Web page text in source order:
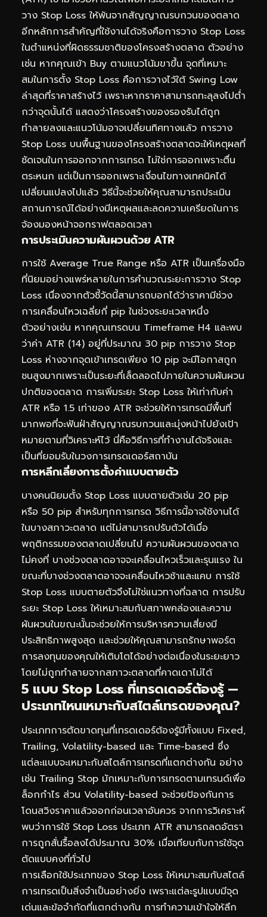
วาง Stop Loss ให้พ้นจากสัญญาณรบกวนของตลาด
อีกหลักการสำคัญที่ใช้งานได้จริงคือการวาง Stop Loss
ในตำแหน่งที่ผิดธรรมชาติของโครงสร้างตลาด ตัวอย่าง
เช่น หากคุณเข้า Buy ตามแนวโน้มขาขึ้น จุดที่เหมาะ
สมในการตั้ง Stop Loss คือการวางไว้ใต้ Swing Low
ล่าสุดที่ราคาสร้างไว้ เพราะหากราคาสามารถทะลุลงไปต่ำ
กว่าจุดนั้นได้ แสดงว่าโครงสร้างของรองรับได้ถูก
ทำลายลงและแนวโน้มอาจเปลี่ยนทิศทางแล้ว การวาง
Stop Loss บนพื้นฐานของโครงสร้างตลาดจะให้เหตุผลที่
ชัดเจนในการออกจากการเทรด ไม่ใช่การออกเพราะตื่น
ตระหนก แต่เป็นการออกเพราะเงื่อนไขทางเทคนิคได้
เปลี่ยนแปลงไปแล้ว วิธีนี้จะช่วยให้คุณสามารถประเมิน
สถานการณ์ได้อย่างมีเหตุผลและลดความเครียดในการ
จ้องมองหน้าจอกราฟตลอดเวลา
การประเมินความผันผวนด้วย ATR
การใช้ Average True Range หรือ ATR เป็นเครื่องมือ
ที่นิยมอย่างแพร่หลายในการคำนวณระยะการวาง Stop
Loss เนื่องจากตัวชี้วัดนี้สามารถบอกได้ว่าราคามีช่วง
การเคลื่อนไหวเฉลี่ยกี่ pip ในช่วงระยะเวลาหนึ่ง
ตัวอย่างเช่น หากคุณเทรดบน Timeframe H4 และพบ
ว่าค่า ATR (14) อยู่ที่ประมาณ 30 pip การวาง Stop
Loss ห่างจากจุดเข้าเทรดเพียง 10 pip จะมีโอกาสถูก
ชนสูงมากเพราะเป็นระยะที่เล็ดลอดไปภายในความผันผวน
ปกติของตลาด การเพิ่มระยะ Stop Loss ให้เท่ากับค่า
ATR หรือ 1.5 เท่าของ ATR จะช่วยให้การเทรดมีพื้นที่
มากพอที่จะฟันฝ่าสัญญาณรบกวนและมุ่งหน้าไปยังเป้า
หมายตามที่วิเคราะห์ไว้ นี่คือวิธีการที่ทำงานได้จริงและ
เป็นที่ยอมรับในวงการเทรดเดอร์สถาบัน
การหลีกเลี่ยงการตั้งค่าแบบตายตัว
บางคนนิยมตั้ง Stop Loss แบบตายตัวเช่น 20 pip
หรือ 50 pip สำหรับทุกการเทรด วิธีการนี้อาจใช้งานได้
ในบางสภาวะตลาด แต่ไม่สามารถปรับตัวได้เมื่อ
พฤติกรรมของตลาดเปลี่ยนไป ความผันผวนของตลาด
ไม่คงที่ บางช่วงตลาดอาจจะเคลื่อนไหวเร็วและรุนแรง ใน
ขณะที่บางช่วงตลาดอาจจะเคลื่อนไหวช้าและแคบ การใช้
Stop Loss แบบตายตัวจึงไม่ใช่แนวทางที่ฉลาด การปรับ
ระยะ Stop Loss ให้เหมาะสมกับสภาพคล่องและความ
ผันผวนในขณะนั้นจะช่วยให้การบริหารความเสี่ยงมี
ประสิทธิภาพสูงสุด และช่วยให้คุณสามารถรักษาพอร์ต
การลงทุนของคุณให้เติบโตได้อย่างต่อเนื่องในระยะยาว
โดยไม่ถูกทำลายจากสภาวะตลาดที่คาดเดาไม่ได้
5 แบบ Stop Loss ที่เทรดเดอร์ต้องรู้ —
ประเภทไหนเหมาะกับสไตล์เทรดของคุณ?
ประเภทการตัดขาดทุนที่เทรดเดอร์ต้องรู้มีทั้งแบบ Fixed,
Trailing, Volatility-based และ Time-based ซึ่ง
แต่ละแบบจะเหมาะกับสไตล์การเทรดที่แตกต่างกัน อย่าง
เช่น Trailing Stop มักเหมาะกับการเทรดตามเทรนด์เพื่อ
ล็อกกำไร ส่วน Volatility-based จะช่วยป้องกันการ
โดนสวิงราคาแล้วออกก่อนเวลาอันควร จากการวิเคราะห์
พบว่าการใช้ Stop Loss ประเภท ATR สามารถลดอัตรา
การถูกสั่นรื้อลงได้ประมาณ 30% เมื่อเทียบกับการใช้จุด
ตัดแบบคงที่ทั่วไป
การเลือกใช้ประเภทของ Stop Loss ให้เหมาะสมกับสไตล์
การเทรดเป็นสิ่งจำเป็นอย่างยิ่ง เพราะแต่ละรูปแบบมีจุด
เด่นและข้อจำกัดที่แตกต่างกัน การทำความเข้าใจให้ลึก